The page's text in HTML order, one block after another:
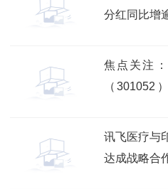
分红同比增
焦点关注
（301052
讯飞医疗与
达成战略合